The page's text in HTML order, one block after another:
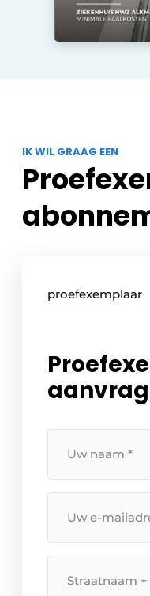
IK WIL GRAAG EEN
proefexemplaar
naam*
mailadres*